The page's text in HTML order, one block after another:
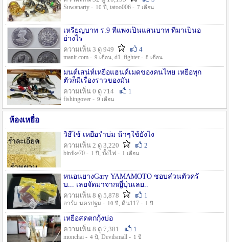
Suwanarty - 10 ปี , tatoo006 - 7 เดือน
เหรียญบาท ร.9 ที่แพงเป็นแสนบาท ที่มาเป็นอ
ย่างไร
ความเห็น 3 ดู 949
4
manit.com - 9 เดือน, d1_fighter - 8 เดือน
มนต์เสน่ห์เหยื่อแฮนด์เมดของคนไทย เหยื่อทุก
ตัวก็มีเรื่องราวของมัน
ความเห็น 0 ดู 714
1
fishingover - 9 เดือน
ห้องเหยื่อ
วิธืใช้ เหยื่อรำบ่ม น้าๆใช้ยังไง
ความเห็น 2 ดู 3,220
2
birdke70 - 1 ปี , บั้งไฟ - 1 เดือน
หนอนยางGary YAMAMOTO ชอบส่วนตัวครั
บ... เลยจัดมาจากญี่ปุ่นเลย..
ความเห็น 8 ดู 5,878
1
อาร์ม นครปฐม - 10 ปี , ดิน117 - 1 ปี
เหยื่อสดตกกุ้งบ่อ
ความเห็น 8 ดู 7,381
1
monchai - 4 ปี , Devilsmall - 1 ปี